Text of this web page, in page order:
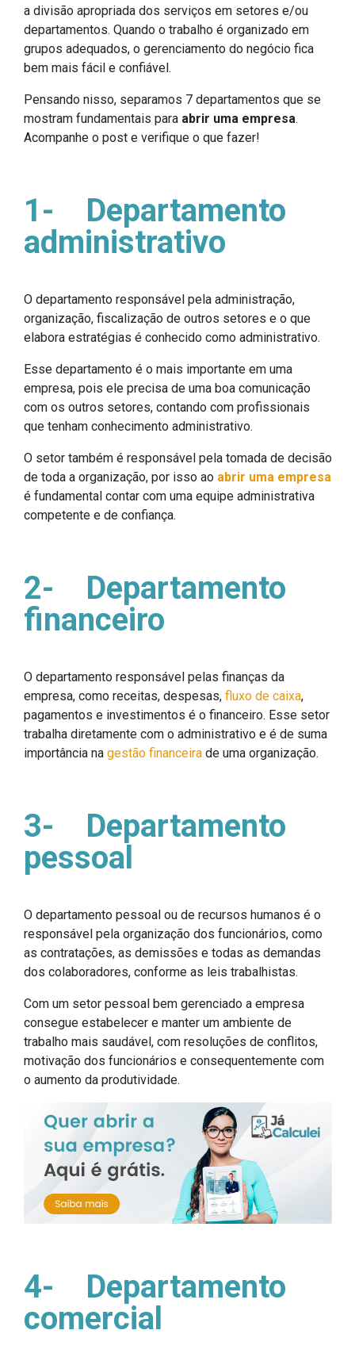
a divisão apropriada dos serviços em setores e/ou
departamentos. Quando o trabalho é organizado em
grupos adequados, o gerenciamento do negócio fica
bem mais fácil e confiável.
Pensando nisso, separamos 7 departamentos que se
mostram fundamentais para abrir uma empresa.
Acompanhe o post e verifique o que fazer!
1-
Departamento
administrativo
O departamento responsável pela administração,
organização, fiscalização de outros setores e o que
elabora estratégias é conhecido como administrativo.
Esse departamento é o mais importante em uma
empresa, pois ele precisa de uma boa comunicação
com os outros setores, contando com profissionais
que tenham conhecimento administrativo.
O setor também é responsável pela tomada de decisão
de toda a organização, por isso ao abrir uma empresa
é fundamental contar com uma equipe administrativa
competente e de confiança.
2-
Departamento
financeiro
O departamento responsável pelas finanças da
empresa, como receitas, despesas, fluxo de caixa,
pagamentos e investimentos é o financeiro. Esse setor
trabalha diretamente com o administrativo e é de suma
importância na gestão financeira de uma organização.
3-
Departamento
pessoal
O departamento pessoal ou de recursos humanos é o
responsável pela organização dos funcionários, como
as contratações, as demissões e todas as demandas
dos colaboradores, conforme as leis trabalhistas.
Com um setor pessoal bem gerenciado a empresa
consegue estabelecer e manter um ambiente de
trabalho mais saudável, com resoluções de conflitos,
motivação dos funcionários e consequentemente com
o aumento da produtividade.
4-
Departamento
comercial